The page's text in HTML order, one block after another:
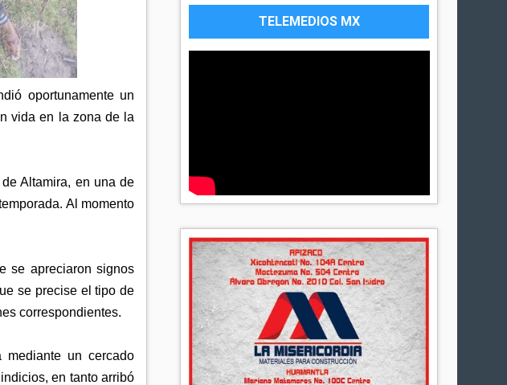
oportunamente un
vida en la zona de la
Altamira, en una de
Al momento
se apreciaron signos
se precise el tipo de
correspondientes.
un cercado
en tanto arribó
TELEMEDIOS MX